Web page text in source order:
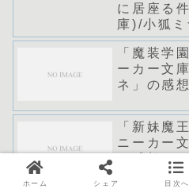
に居座る
庫)/小狐ミ
のあらす
「魔装学
ーカー文
ネ」の感想
「新妹魔
ニーカー
ホーム シェア 目次へ